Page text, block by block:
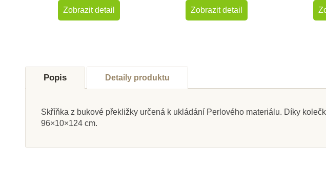
Zobrazit detail Zobrazit detail
Popis Detaily produktu
Skříňka z bukové překližky určená k ukládání Perlového materiálu. Díky
96×10×124 cm.